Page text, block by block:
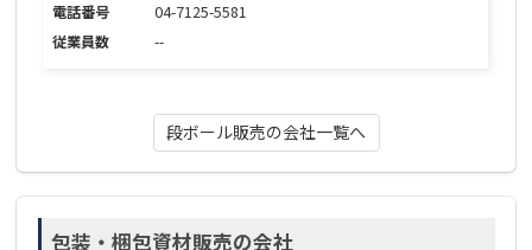
電話番号
04-7125-5581
従業員数
--
段ボール販売の会社一覧へ
包装・梱包資材販売の会社